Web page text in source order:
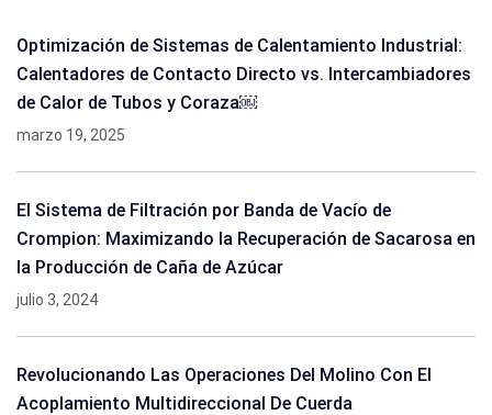
Optimización de Sistemas de Calentamiento Industrial:
Calentadores de Contacto Directo vs. Intercambiadores
de Calor de Tubos y Coraza￼
marzo 19, 2025
El Sistema de Filtración por Banda de Vacío de
Crompion: Maximizando la Recuperación de Sacarosa en
la Producción de Caña de Azúcar
julio 3, 2024
Revolucionando Las Operaciones Del Molino Con El
Acoplamiento Multidireccional De Cuerda